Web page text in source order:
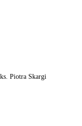
Piotra Skargi